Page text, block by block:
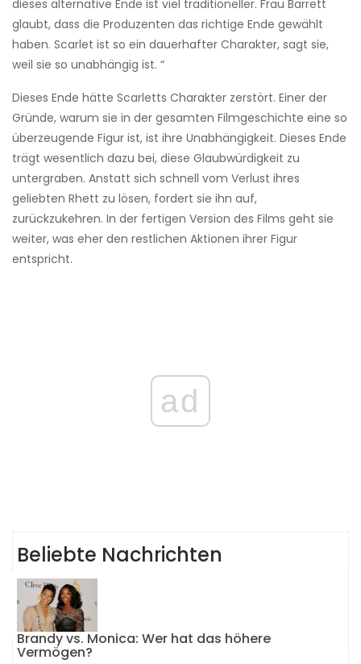
dieses alternative Ende ist viel traditioneller. Frau Barrett
glaubt, dass die Produzenten das richtige Ende gewählt
haben. Scarlet ist so ein dauerhafter Charakter, sagt sie,
weil sie so unabhängig ist. “
Dieses Ende hätte Scarletts Charakter zerstört. Einer der
Gründe, warum sie in der gesamten Filmgeschichte eine so
überzeugende Figur ist, ist ihre Unabhängigkeit. Dieses Ende
trägt wesentlich dazu bei, diese Glaubwürdigkeit zu
untergraben. Anstatt sich schnell vom Verlust ihres
geliebten Rhett zu lösen, fordert sie ihn auf,
zurückzukehren. In der fertigen Version des Films geht sie
weiter, was eher den restlichen Aktionen ihrer Figur
entspricht.
ad
Beliebte Nachrichten
Brandy vs. Monica: Wer hat das höhere
Vermögen?